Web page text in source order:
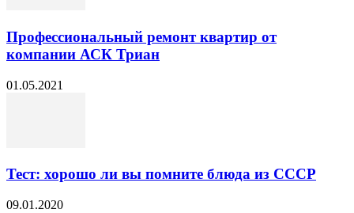
Профессиональный ремонт квартир от
компании АСК Триан
01.05.2021
Тест: хорошо ли вы помните блюда из СССР
09.01.2020